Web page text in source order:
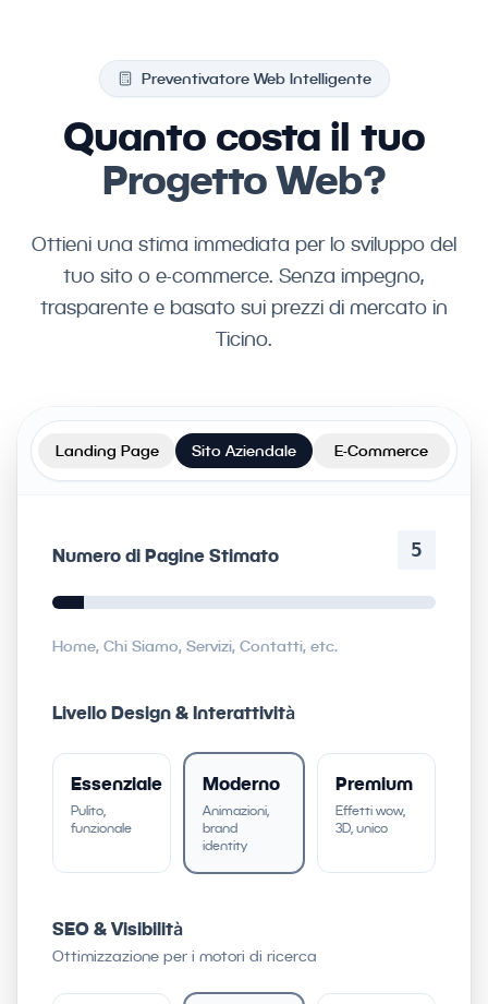
Preventivatore Web Intelligente
Quanto costa il tuo
Progetto Web?
Ottieni una stima immediata per lo sviluppo del
tuo sito o e-commerce. Senza impegno,
trasparente e basato sui prezzi di mercato in
Ticino.
Landing Page Sito Aziendale E-Commerce
Numero di Pagine Stimato 5
Home, Chi Siamo, Servizi, Contatti, etc.
Livello Design & Interattività
Essenziale
Pulito,
funzionale
Moderno
Animazioni,
brand
identity
Premium
Effetti wow,
3D, unico
SEO & Visibilità
Ottimizzazione per i motori di ricerca